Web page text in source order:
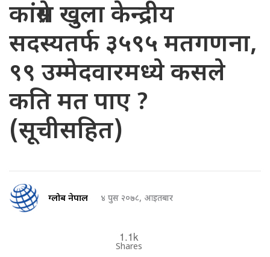
कांग्रेस खुला केन्द्रीय
सदस्यतर्फ ३५९५ मतगणना,
९९ उम्मेदवारमध्ये कसले
कति मत पाए ?
(सूचीसहित)
ग्लोब नेपाल ४ पुस २०७८, आइतबार
1.1k
Shares